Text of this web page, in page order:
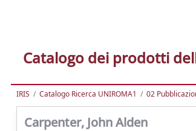
Catalogo dei prodotti
IRIS Catalogo Ricerca UNIROMA1 02
Carpenter, John Alden